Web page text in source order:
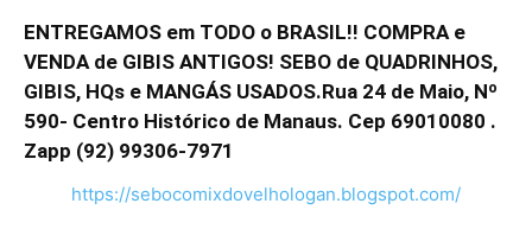
ENTREGAMOS em TODO o BRASIL!! COMPRA e
VENDA de GIBIS ANTIGOS! SEBO de QUADRINHOS,
GIBIS, HQs e MANGÁS USADOS.Rua 24 de Maio, Nº
590- Centro Histórico de Manaus. Cep 69010080 .
Zapp (92) 99306-7971
https://sebocomixdovelhologan.blogspot.com/